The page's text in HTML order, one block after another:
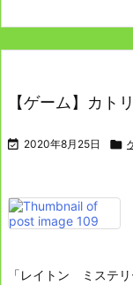
【ゲーム】カト
 2020年8月25日 
「レイトン ミステ